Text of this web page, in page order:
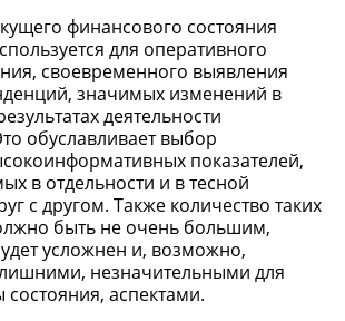
финансового состояния
для оперативного
своевременного выявления
значимых изменений в
деятельности
обуславливает выбор
показателей,
в отдельности и в тесной
с другом. Также количество таких
быть не очень большим,
усложнен и, возможно,
незначительными для
аспектами.